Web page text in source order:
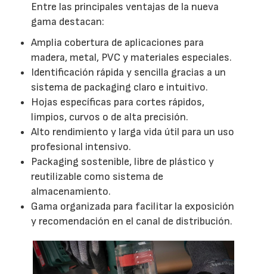
Entre las principales ventajas de la nueva
gama destacan:
Amplia cobertura de aplicaciones para
madera, metal, PVC y materiales especiales.
Identificación rápida y sencilla gracias a un
sistema de packaging claro e intuitivo.
Hojas específicas para cortes rápidos,
limpios, curvos o de alta precisión.
Alto rendimiento y larga vida útil para un uso
profesional intensivo.
Packaging sostenible, libre de plástico y
reutilizable como sistema de
almacenamiento.
Gama organizada para facilitar la exposición
y recomendación en el canal de distribución.